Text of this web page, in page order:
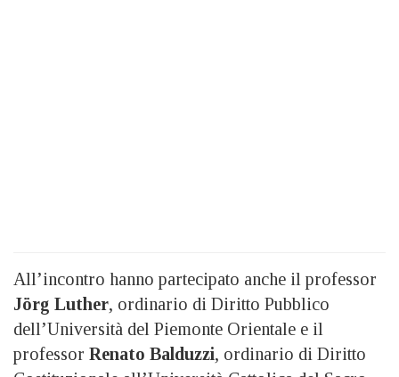
All’incontro hanno partecipato anche il professor
Jörg Luther, ordinario di Diritto Pubblico
dell’Università del Piemonte Orientale e il
professor Renato Balduzzi, ordinario di Diritto